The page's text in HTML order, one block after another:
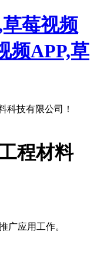
莓视频
频APP,草
技有限公司！
程材料
应用工作。